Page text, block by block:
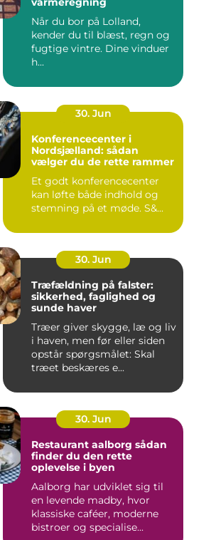
Når du bor på Lolland,
kender du til blæst, regn og
fugtige vintre. Dine vinduer
h...
30. Jun
Konferencecenter i
Nordsjælland: sådan
vælger du de rette rammer
Et godt konferencecenter
kan løfte både indhold og
stemning på et møde. S&...
30. Jun
Træfældning på falster:
sikkerhed, faglighed og
sunde haver
Træer giver skygge, læ og liv
i haven, men før eller siden
opstår spørgsmålet: Skal
træet beskæres e...
30. Jun
Restaurant aalborg sådan
finder du den rette
oplevelse i byen
Aalborg har udviklet sig til
en levende madby, hvor
klassiske caféer, moderne
bistroer og specialise...